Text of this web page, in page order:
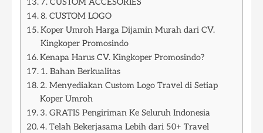
7. CUSTOM ACCESORIES
8. CUSTOM LOGO
Koper Umroh Harga Dijamin Murah dari CV.
Kingkoper Promosindo
Kenapa Harus CV. Kingkoper Promosindo?
1. Bahan Berkualitas
2. Menyediakan Custom Logo Travel di Setiap
Koper Umroh
3. GRATIS Pengiriman Ke Seluruh Indonesia
4. Telah Bekerjasama Lebih dari 50+ Travel